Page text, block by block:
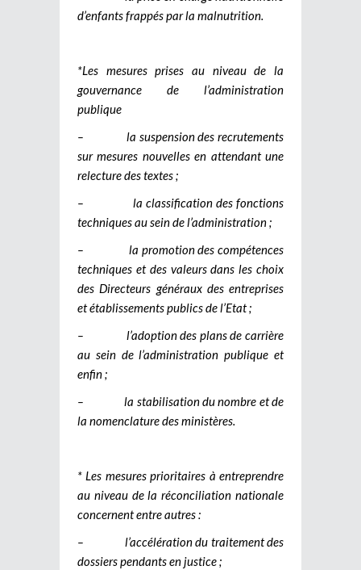
d’enfants frappés par la malnutrition.
*Les mesures prises au niveau de la
gouvernance de l’administration
publique
– la suspension des recrutements
sur mesures nouvelles en attendant une
relecture des textes ;
– la classification des fonctions
techniques au sein de l’administration ;
– la promotion des compétences
techniques et des valeurs dans les choix
des Directeurs généraux des entreprises
et établissements publics de l’Etat ;
– l’adoption des plans de carrière
au sein de l’administration publique et
enfin ;
– la stabilisation du nombre et de
la nomenclature des ministères.
* Les mesures prioritaires à entreprendre
au niveau de la réconciliation nationale
concernent entre autres :
– l’accélération du traitement des
dossiers pendants en justice ;